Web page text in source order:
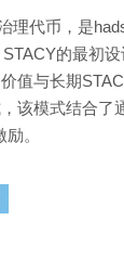
理代币，是
的最初设
值与长期
该模式结合了
。